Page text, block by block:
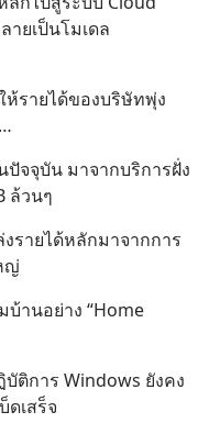
ายเป็นโมเดล
รายได้ของบริษัทพุ่ง
จจุบัน มาจากบริการฝั่ง
ล้วนๆ
รายได้หลักมาจากการ
ญ่
านอย่าง “Home
ติการ Windows ยังคง
ดเสร็จ